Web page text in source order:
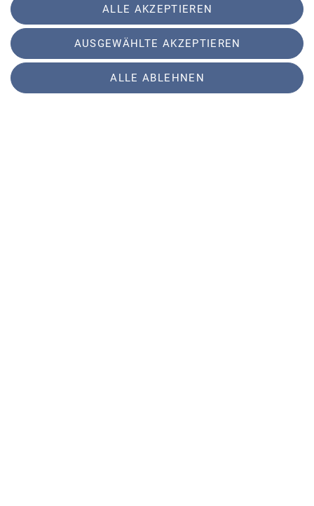
Tobias Stampfl
03.02.2026
Am vorletzten Wochenende führte die
Alpenvereinssektion Gangkofen einen
Anfängerkurs im Eisklettern durch. Der Kurs
ALLE AKZEPTIEREN
AUSGEWÄHLTE AKZEPTIEREN
ALLE ABLEHNEN